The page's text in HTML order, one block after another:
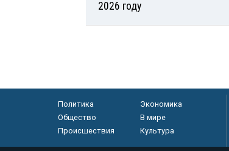
2026 году
Политика
Экономика
Общество
В мире
Происшествия
Культура